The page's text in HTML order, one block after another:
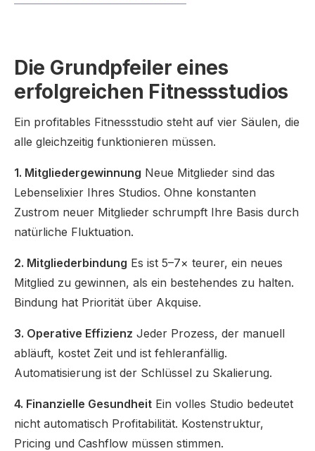
Die Grundpfeiler eines
erfolgreichen Fitnessstudios
Ein profitables Fitnessstudio steht auf vier Säulen, die
alle gleichzeitig funktionieren müssen.
1. Mitgliedergewinnung Neue Mitglieder sind das
Lebenselixier Ihres Studios. Ohne konstanten
Zustrom neuer Mitglieder schrumpft Ihre Basis durch
natürliche Fluktuation.
2. Mitgliederbindung Es ist 5–7× teurer, ein neues
Mitglied zu gewinnen, als ein bestehendes zu halten.
Bindung hat Priorität über Akquise.
3. Operative Effizienz Jeder Prozess, der manuell
abläuft, kostet Zeit und ist fehleranfällig.
Automatisierung ist der Schlüssel zu Skalierung.
4. Finanzielle Gesundheit Ein volles Studio bedeutet
nicht automatisch Profitabilität. Kostenstruktur,
Pricing und Cashflow müssen stimmen.